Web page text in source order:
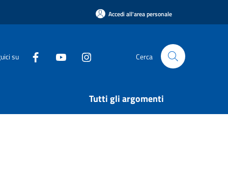
Accedi all'area personale
su Cerca
Tutti gli argomenti